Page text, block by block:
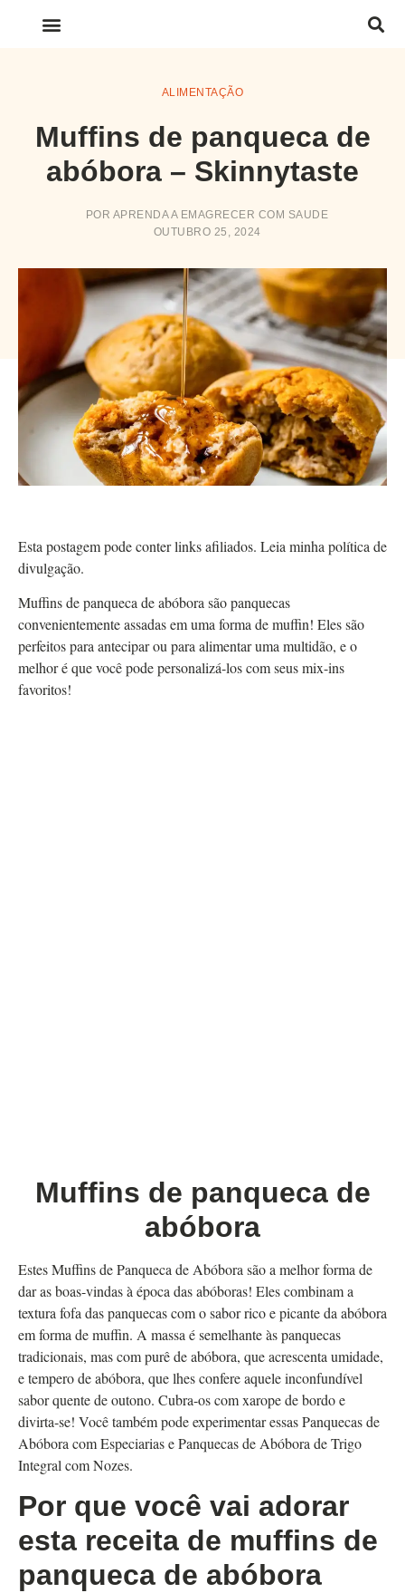
ALIMENTAÇÃO
Muffins de panqueca de
abóbora – Skinnytaste
POR APRENDA A EMAGRECER COM SAUDE
OUTUBRO 25, 2024
Esta postagem pode conter links afiliados. Leia minha política de
divulgação.
Muffins de panqueca de abóbora são panquecas
convenientemente assadas em uma forma de muffin! Eles são
perfeitos para antecipar ou para alimentar uma multidão, e o
melhor é que você pode personalizá-los com seus mix-ins
favoritos!
Muffins de panqueca de
abóbora
Estes Muffins de Panqueca de Abóbora são a melhor forma de
dar as boas-vindas à época das abóboras! Eles combinam a
textura fofa das panquecas com o sabor rico e picante da abóbora
em forma de muffin. A massa é semelhante às panquecas
tradicionais, mas com purê de abóbora, que acrescenta umidade,
e tempero de abóbora, que lhes confere aquele inconfundível
sabor quente de outono. Cubra-os com xarope de bordo e
divirta-se! Você também pode experimentar essas Panquecas de
Abóbora com Especiarias e Panquecas de Abóbora de Trigo
Integral com Nozes.
Por que você vai adorar
esta receita de muffins de
panqueca de abóbora